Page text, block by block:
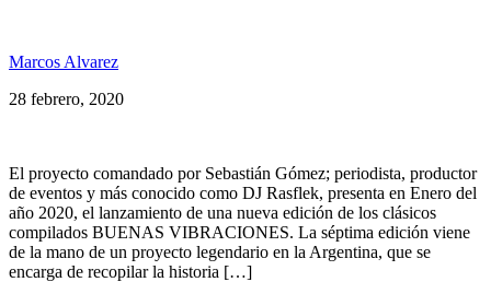
Marcos Alvarez
28 febrero, 2020
El proyecto comandado por Sebastián Gómez; periodista, productor
de eventos y más conocido como DJ Rasflek, presenta en Enero del
año 2020, el lanzamiento de una nueva edición de los clásicos
compilados BUENAS VIBRACIONES. La séptima edición viene
de la mano de un proyecto legendario en la Argentina, que se
encarga de recopilar la historia […]